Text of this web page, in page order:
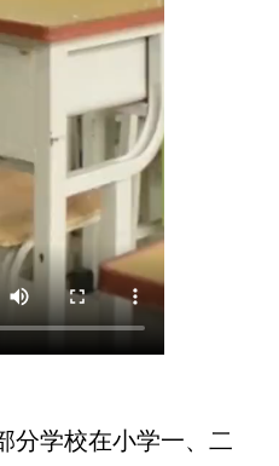
学校在小学一、二